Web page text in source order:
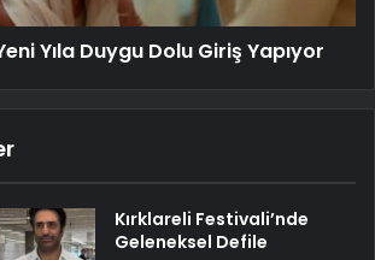
Yıla Duygu Dolu Giriş Yapıyor
Kırklareli Festivali’nde
Geleneksel Defile